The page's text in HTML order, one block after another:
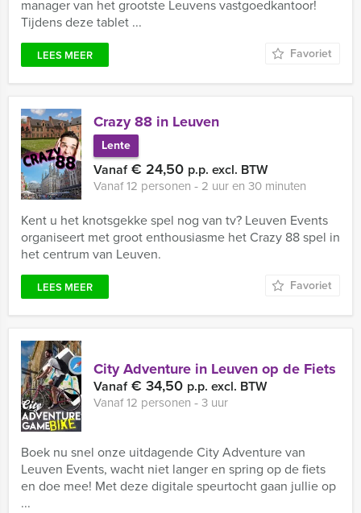
manager van het grootste Leuvens vastgoedkantoor!
Tijdens deze tablet ...
LEES MEER Favoriet
Crazy 88 in Leuven
Lente
Vanaf€ 24,50 p.p. excl. BTW
Vanaf 12 personen ‐ 2 uur en 30 minuten
Kent u het knotsgekke spel nog van tv? Leuven Events
organiseert met groot enthousiasme het Crazy 88 spel in
het centrum van Leuven.
LEES MEER Favoriet
City Adventure in Leuven op de Fiets
Vanaf€ 34,50 p.p. excl. BTW
Vanaf 12 personen ‐ 3 uur
Boek nu snel onze uitdagende City Adventure van
Leuven Events, wacht niet langer en spring op de fiets
en doe mee! Met deze digitale speurtocht gaan jullie op
...